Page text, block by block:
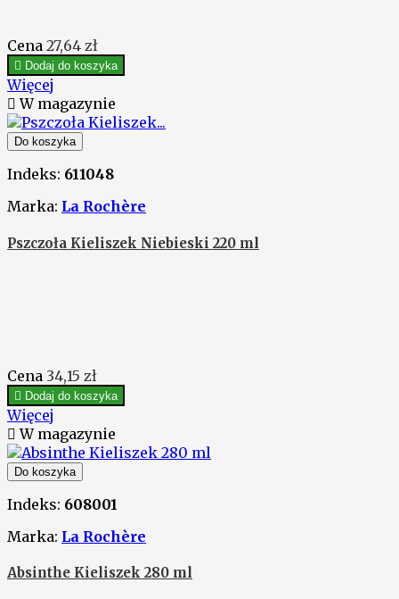
Cena 27,64 zł
 Dodaj do koszyka
Więcej
 W magazynie
Do koszyka
Indeks: 611048
Marka: La Rochère
Pszczoła Kieliszek Niebieski 220 ml
Cena 34,15 zł
 Dodaj do koszyka
Więcej
 W magazynie
Do koszyka
Indeks: 608001
Marka: La Rochère
Absinthe Kieliszek 280 ml